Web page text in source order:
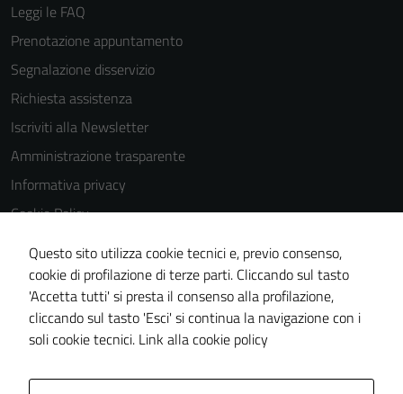
Leggi le FAQ
Prenotazione appuntamento
Segnalazione disservizio
Richiesta assistenza
Iscriviti alla Newsletter
Amministrazione trasparente
Informativa privacy
Cookie Policy
Media policy
Note legali
Dichiarazione di accessibilità
Piano di miglioramento del sito
Questo sito utilizza cookie tecnici e, previo consenso,
cookie di profilazione di terze parti. Cliccando sul tasto
'Accetta tutti' si presta il consenso alla profilazione,
cliccando sul tasto 'Esci' si continua la navigazione con i
soli cookie tecnici. Link alla cookie policy
Tecnici
Questi cookie
sono necessari
per il